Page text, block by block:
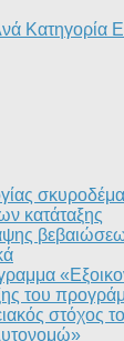
Κατηγορία
κατάταξης
του
στόχος